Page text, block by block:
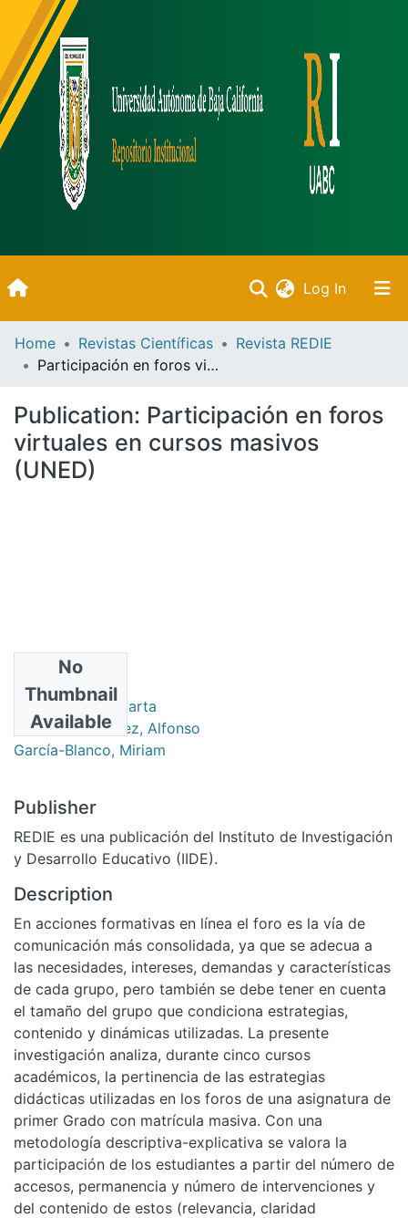
Log In(current)
Inicio
Communities & Collections
All of DSpace
Statistics
Home Revistas Científicas
Revista REDIE
Participación en foros virtuales en cursos masivos (UNED)
Publication: Participación en foros
virtuales en cursos masivos
(UNED)
No
Thumbnail
Available
Authors
Ruiz-Corbella, Marta
Diestro Fernández, Alfonso
García-Blanco, Miriam
Publisher
REDIE es una publicación del Instituto de Investigación
y Desarrollo Educativo (IIDE).
Description
En acciones formativas en línea el foro es la vía de
comunicación más consolidada, ya que se adecua a
las necesidades, intereses, demandas y características
de cada grupo, pero también se debe tener en cuenta
el tamaño del grupo que condiciona estrategias,
contenido y dinámicas utilizadas. La presente
investigación analiza, durante cinco cursos
académicos, la pertinencia de las estrategias
didácticas utilizadas en los foros de una asignatura de
primer Grado con matrícula masiva. Con una
metodología descriptiva-explicativa se valora la
participación de los estudiantes a partir del número de
accesos, permanencia y número de intervenciones y
del contenido de estos (relevancia, claridad